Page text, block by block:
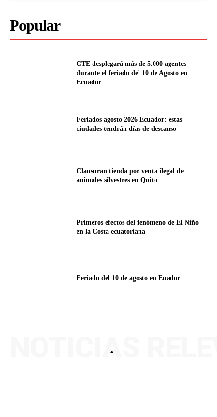
Popular
CTE desplegará más de 5.000 agentes
durante el feriado del 10 de Agosto en
Ecuador
Feriados agosto 2026 Ecuador: estas
ciudades tendrán días de descanso
Clausuran tienda por venta ilegal de
animales silvestres en Quito
Primeros efectos del fenómeno de El Niño
en la Costa ecuatoriana
Feriado del 10 de agosto en Euador
.
NOTICIAS